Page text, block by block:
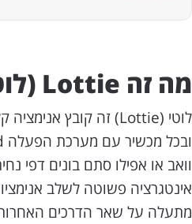
מה זה Lottie (לוטי)?
וואב או אפילו סתם בונים דפי
מתעלה על שאר הדרכים האחרות